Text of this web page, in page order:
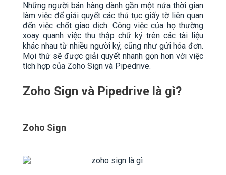
Những người bán hàng dành gần một nửa thời gian
làm việc để giải quyết các thủ tục giấy tờ liên quan
đến việc chốt giao dịch. Công việc của họ thường
xoay quanh việc thu thập chữ ký trên các tài liệu
khác nhau từ nhiều người ký, cũng như gửi hóa đơn.
Mọi thứ sẽ được giải quyết nhanh gọn hơn với việc
tích hợp của Zoho Sign và Pipedrive.
Zoho Sign và Pipedrive là gì?
Zoho Sign